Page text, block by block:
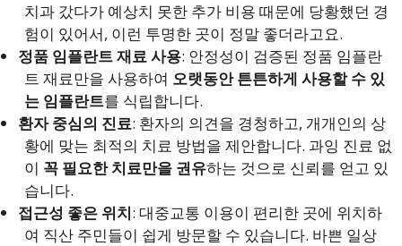
치과 갔다가 예상치 못한 추가 비용 때문에 당황했던 경
험이 있어서, 이런 투명한 곳이 정말 좋더라고요.
정품 임플란트 재료 사용: 안정성이 검증된 정품 임플란
트 재료만을 사용하여 오랫동안 튼튼하게 사용할 수 있
는 임플란트를 식립합니다.
환자 중심의 진료: 환자의 의견을 경청하고, 개개인의 상
황에 맞는 최적의 치료 방법을 제안합니다. 과잉 진료 없
이 꼭 필요한 치료만을 권유하는 것으로 신뢰를 얻고 있
습니다.
접근성 좋은 위치: 대중교통 이용이 편리한 곳에 위치하
여 직산 주민들이 쉽게 방문할 수 있습니다. 바쁜 일상